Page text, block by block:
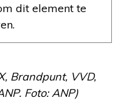
dit element te
Brandpunt, VVD,
Foto: ANP)